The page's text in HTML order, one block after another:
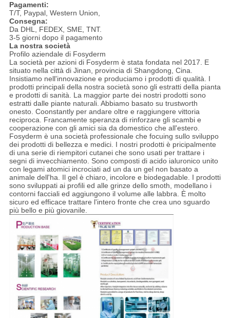
Pagamenti:
T/T, Paypal, Western Union,
Consegna:
Da DHL, FEDEX, SME, TNT.
3-5 giorni dopo il pagamento
La nostra società
Profilo aziendale di Fosyderm
La società per azioni di Fosyderm è stata fondata nel 2017. E
situato nella città di Jinan, provincia di Shangdong, Cina.
Insistiamo nell'innovazione e produciamo i prodotti di qualità. I
prodotti principali della nostra società sono gli estratti della pianta
e prodotti di sanità. La maggior parte dei nostri prodotti sono
estratti dalle piante naturali. Abbiamo basato su trustworth
onesto. Coonstantly per andare oltre e raggiungere vittoria
reciproca. Francamente speranza di rinforzare gli scambi e
cooperazione con gli amici sia da domestico che all'estero.
Fosyderm è una società professionale che focuing sullo sviluppo
dei prodotti di bellezza e medici. I nostri prodotti è pricipalmente
di una serie di riempitori cutanei che sono usati per trattare i
segni di invecchiamento. Sono composti di acido ialuronico unito
con legami atomici incrociati ad un da un gel non basato a
animale dell'ha. Il gel è chiaro, incolore e biodegadable. I prodotti
sono sviluppati ai profili ed alle grinze dello smoth, modellano i
contorni facciali ed aggiungono il volume alle labbra. È molto
sicuro ed efficace trattare l'intero fronte che crea uno sguardo
più bello e più giovanile.